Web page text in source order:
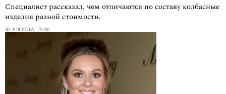
Специалист рассказал, чем отличаются по составу колбасные
изделия разной стоимости.
30 АВГУСТА, 19:00